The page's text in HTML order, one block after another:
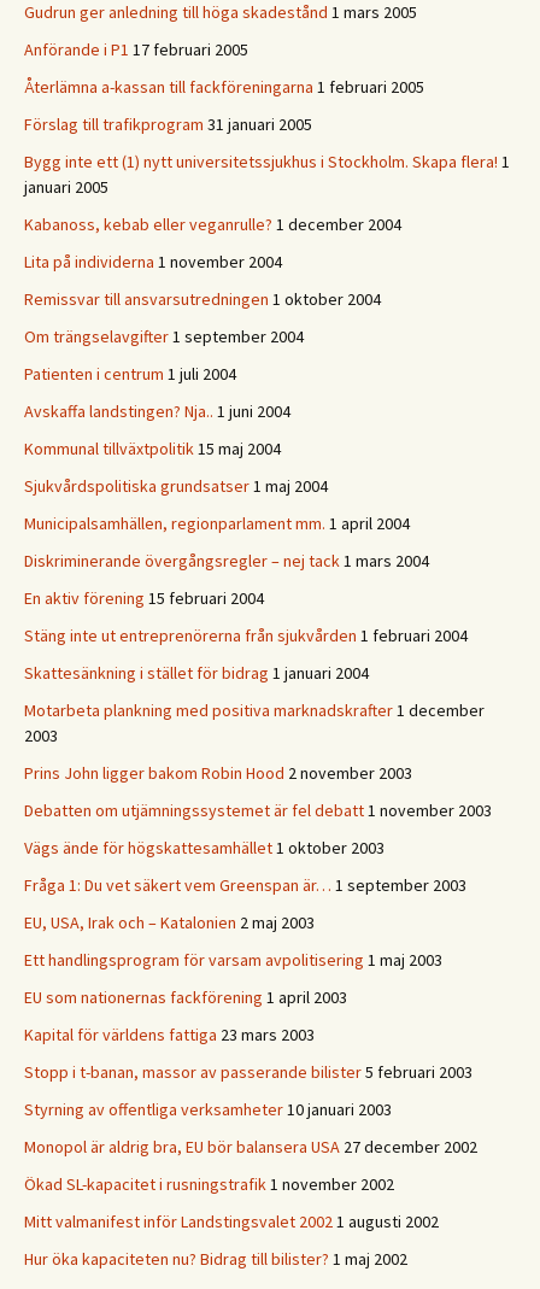
Gudrun ger anledning till höga skadestånd 1 mars 2005
Anförande i P1 17 februari 2005
Återlämna a-kassan till fackföreningarna 1 februari 2005
Förslag till trafikprogram 31 januari 2005
Bygg inte ett (1) nytt universitetssjukhus i Stockholm. Skapa flera! 1
januari 2005
Kabanoss, kebab eller veganrulle? 1 december 2004
Lita på individerna 1 november 2004
Remissvar till ansvarsutredningen 1 oktober 2004
Om trängselavgifter1 september 2004
Patienten i centrum 1 juli 2004
Avskaffa landstingen? Nja.. 1 juni 2004
Kommunal tillväxtpolitik15 maj 2004
Sjukvårdspolitiska grundsatser1 maj 2004
Municipalsamhällen, regionparlament mm. 1 april 2004
Diskriminerande övergångsregler – nej tack1 mars 2004
En aktiv förening 15 februari 2004
Stäng inte ut entreprenörerna från sjukvården 1 februari 2004
Skattesänkning i stället för bidrag 1 januari 2004
Motarbeta plankning med positiva marknadskrafter1 december
2003
Prins John ligger bakom Robin Hood 2 november 2003
Debatten om utjämningssystemet är fel debatt1 november 2003
Vägs ände för högskattesamhället1 oktober 2003
Fråga 1: Du vet säkert vem Greenspan är… 1 september 2003
EU, USA, Irak och – Katalonien 2 maj 2003
Ett handlingsprogram för varsam avpolitisering 1 maj 2003
EU som nationernas fackförening 1 april 2003
Kapital för världens fattiga 23 mars 2003
Stopp i t-banan, massor av passerande bilister5 februari 2003
Styrning av offentliga verksamheter10 januari 2003
Monopol är aldrig bra, EU bör balansera USA 27 december 2002
Ökad SL-kapacitet i rusningstrafik1 november 2002
Mitt valmanifest inför Landstingsvalet 20021 augusti 2002
Hur öka kapaciteten nu? Bidrag till bilister? 1 maj 2002